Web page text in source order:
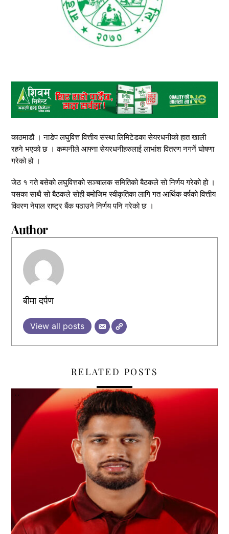
काठमाडौं । नाडेप लघुवित्त वित्तीय संस्था लिमिटेडका सेयरधनीको हात खाली
रहने भएको छ । कम्पनीले आफ्ना सेयरधनीहरुलाई लाभांश वितरण नगर्ने घोषणा
गरेको हो ।
जेठ १ गते बसेको लघुवित्तको सञ्चालक समितिको बैठकले सो निर्णय गरेको हो ।
यसका साथै सो बैठकले सोही बमोजिम स्वीकृतिका लागि गत आर्थिक वर्षको वित्तीय
विवरण नेपाल राष्ट्र बैंक पठाउने निर्णय पनि गरेको छ ।
Author
बीमा दर्पण
View all posts
RELATED POSTS
, , ,